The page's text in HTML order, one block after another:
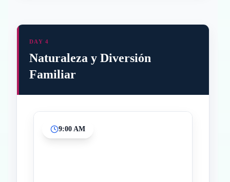
DAY 4
Naturaleza y Diversión
Familiar
9:00 AM